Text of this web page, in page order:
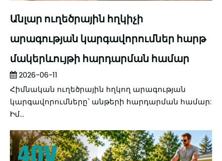
Անլար ուղեծրային հղկիչի
արագության կարգավորումներ հարթ
մակերևույթի հարդարման համար
2026-06-11
Հիմնական ուղեծրային հղկող արագության
կարգավորումները՝ անթերի հարդարման համար:
Իմ...